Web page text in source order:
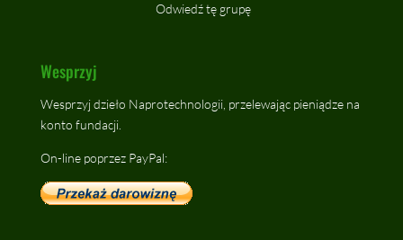
Odwiedź tę grupę
Wesprzyj
Wesprzyj dzieło Naprotechnologii, przelewając pieniądze na
konto fundacji.
On-line poprzez PayPal: